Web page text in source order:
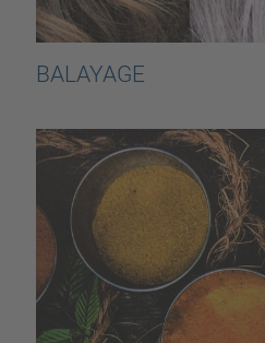
BALAYAGE